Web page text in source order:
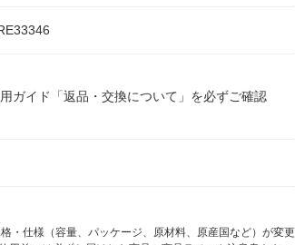
ガイド「返品・交換について」を必ずご確認
・仕様（容量、パッケージ、原材料、原産国など）が変更